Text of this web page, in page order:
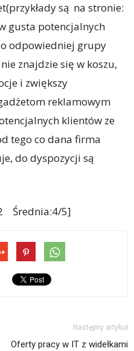
są na stronie:
gusta potencjalnych
odpowiedniej grupy
znajdzie się w koszu,
i zwiększy
reklamowym
klientów ze
tego co dana firma
do dyspozycji są
Średnia:4/5]
Następny artykuł
Oferty pracy w IT z widełkami